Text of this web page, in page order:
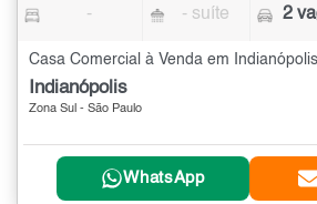
- - suíte 2
Casa Comercial à Venda em
Indianópolis
Zona Sul - São Paulo
WhatsApp